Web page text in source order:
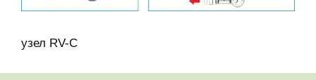
узел RV-C